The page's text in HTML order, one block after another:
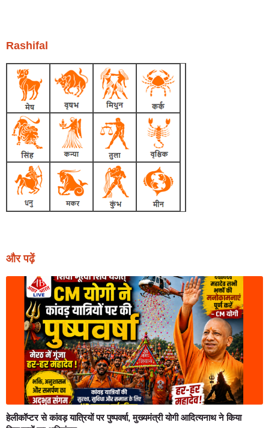
Rashifal
और पढ़ें
हेलीकॉप्टर से कांवड़ यात्रियों पर पुष्पवर्षा, मुख्यमंत्री योगी आदित्यनाथ ने किया